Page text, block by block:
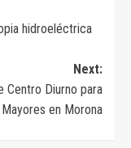
hidroeléctrica
Next:
Centro Diurno para
en Morona